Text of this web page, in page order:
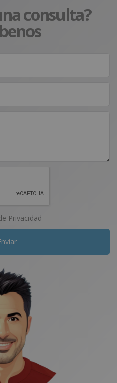
consulta?
Privacidad